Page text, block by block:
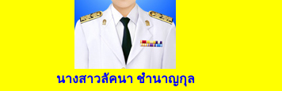
นางสาวลัคนา ชำนาญกุล